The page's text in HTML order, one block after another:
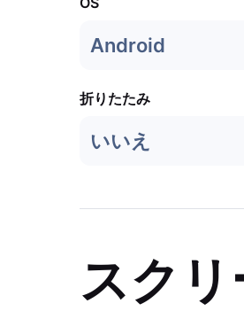
Android
折りたたみ
いいえ
スク